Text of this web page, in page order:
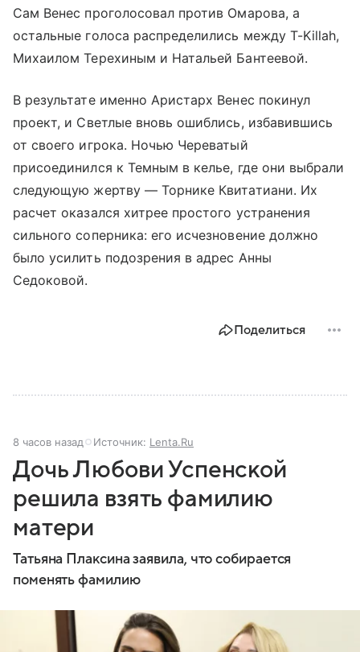
Сам Венес проголосовал против Омарова, а
остальные голоса распределились между T-Killah,
Михаилом Терехиным и Натальей Бантеевой.
В результате именно Аристарх Венес покинул
проект, и Светлые вновь ошиблись, избавившись
от своего игрока. Ночью Череватый
присоединился к Темным в келье, где они выбрали
следующую жертву — Торнике Квитатиани. Их
расчет оказался хитрее простого устранения
сильного соперника: его исчезновение должно
было усилить подозрения в адрес Анны
Седоковой.
Поделиться
8 часов назад Источник: Lenta.Ru
Дочь Любови Успенской
решила взять фамилию
матери
Татьяна Плаксина заявила, что собирается
поменять фамилию